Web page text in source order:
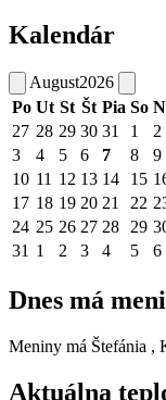
Kalendár
August2026
Po Ut St Št Pia So
27 28 29 30 31 1
2
3
4 5 6 7 8
9
10 11 12 13 14 15
17 18 19 20 21 22
24 25 26 27 28 29
31 1 2 3 4 5 6
Dnes má
Meniny má Štefánia ,
Aktuálna